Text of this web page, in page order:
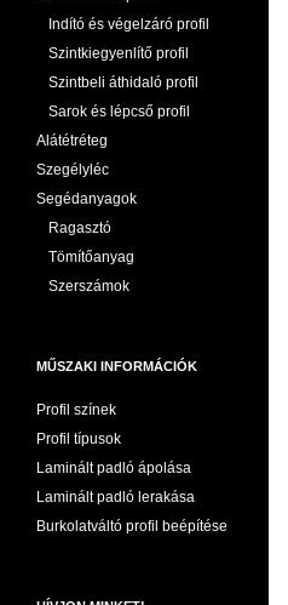
Indító és végelzáró profil
Szintkiegyenlítő profil
Szintbeli áthidaló profil
Sarok és lépcső profil
Alátétréteg
Szegélyléc
Segédanyagok
Ragasztó
Tömítőanyag
Szerszámok
MŰSZAKI INFORMÁCIÓK
Profil színek
Profil típusok
Laminált padló ápolása
Laminált padló lerakása
Burkolatváltó profil beépítése